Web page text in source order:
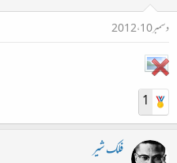
دسمبر 10، 2012
1
فلک شیر